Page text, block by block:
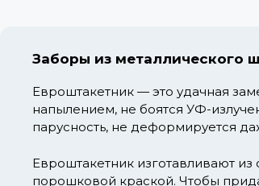
Заборы из металлического
Евроштакетник — это удачная
напылением, не боятся УФ-
парусность, не деформируется
Евроштакетник изготавливают
порошковой краской. Чтобы